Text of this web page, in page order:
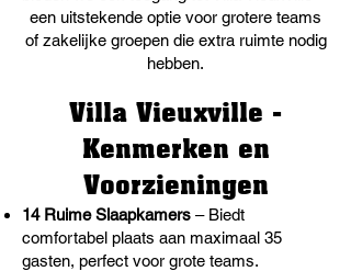
een uitstekende optie voor grotere teams
of zakelijke groepen die extra ruimte nodig
hebben.
Villa Vieuxville -
Kenmerken en
Voorzieningen
14 Ruime Slaapkamers – Biedt
comfortabel plaats aan maximaal 35
gasten, perfect voor grote teams.